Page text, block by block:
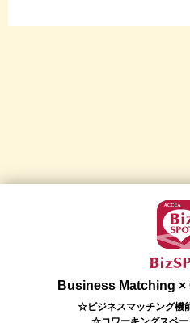
Business Matching
☆ビジネスマッチング機